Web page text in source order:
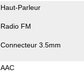
Haut-Parleur
Radio FM
Connecteur 3.5mm
AAC